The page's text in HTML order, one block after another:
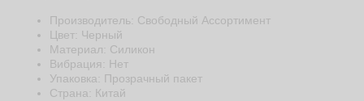
Производитель: Свободный Ассортимент
Цвет: Черный
Материал: Cиликон
Вибрация: Нет
Упаковка: Прозрачный пакет
Страна: Китай